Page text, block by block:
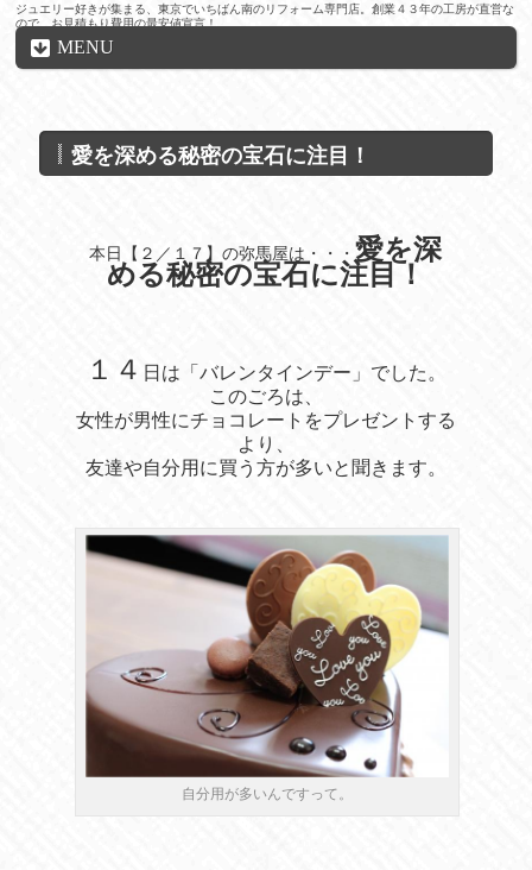
ジュエリー好きが集まる、東京でいちばん南のリフォーム専門店。創業４３年の工房が直営な
ので、お見積もり費用の最安値宣言！
MENU
愛を深める秘密の宝石に注目！
本日【２／１７】の弥馬屋は・・・愛を深
める秘密の宝石に注目！
１４ 日は「バレンタインデー」でした。
このごろは、
女性が男性にチョコレートをプレゼントする
より、
友達や自分用に買う方が多いと聞きます。
自分用が多いんですって。